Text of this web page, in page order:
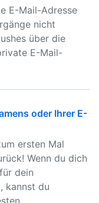
E-Mail-Adresse
nicht
über die
E-Mail-
oder Ihrer E-
ersten Mal
Wenn du dich
dein
kannst du